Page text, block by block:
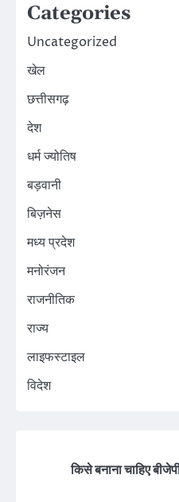
Categories
Uncategorized
खेल
छत्तीसगढ़
देश
धर्म ज्योतिष
बड़वानी
बिज़नेस
मध्य प्रदेश
मनोरंजन
राजनीतिक
राज्य
लाइफस्टाइल
विदेश
किसे बनाना चाहिए